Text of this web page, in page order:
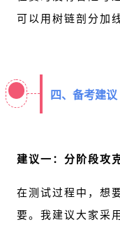
可以用 树链剖分加
四、备考建议
建议一：分阶段攻
在测试过程中，想
要。我建议大家采